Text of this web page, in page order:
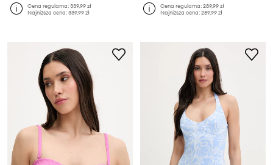
Cena regularna:339,99 zł
Najniższa cena:339,99 zł
Cena regularna:289,99 zł
Najniższa cena:289,99 zł